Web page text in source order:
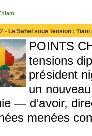
- Le Sahel sous tension :
POINTS
tensions
président
un
— d’avoir,
menées